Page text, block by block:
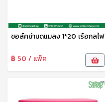
ชอล์คฆ่ามดแมลง 1*20 เรือกลไฟ
฿ 50 / แพ็ค